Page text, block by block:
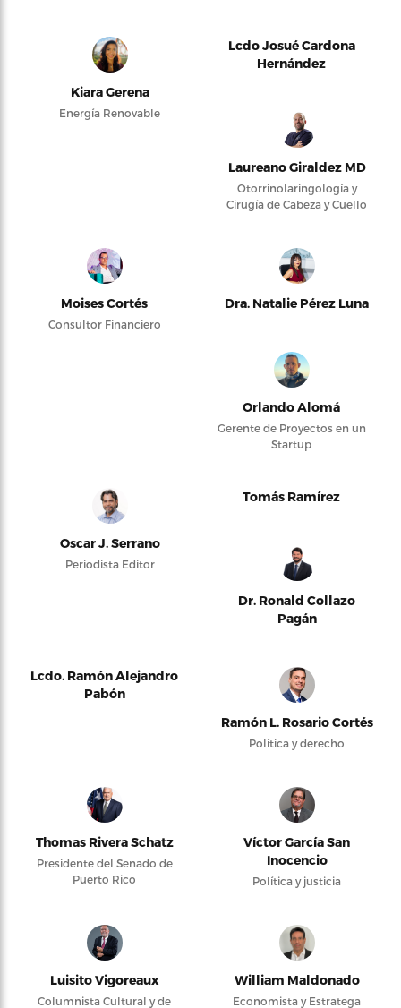
Kiara Gerena
Energía Renovable
Lcdo Josué Cardona
Hernández
Laureano Giraldez MD
Otorrinolaringología y
Cirugía de Cabeza y Cuello
Moises Cortés
Consultor Financiero
Dra. Natalie Pérez Luna
Orlando Alomá
Gerente de Proyectos en un
Startup
Oscar J. Serrano
Periodista Editor
Tomás Ramírez
Dr. Ronald Collazo
Pagán
Lcdo. Ramón Alejandro
Pabón
Ramón L. Rosario Cortés
Política y derecho
Thomas Rivera Schatz
Presidente del Senado de
Puerto Rico
Víctor García San
Inocencio
Política y justicia
Luisito Vigoreaux
Columnista Cultural y de
William Maldonado
Economista y Estratega